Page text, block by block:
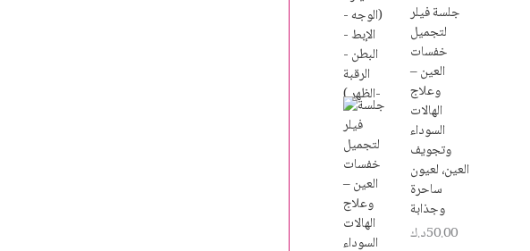
جلسة فيلر
لتجميل
خفسات
العين –
وعلاج
الهالات
السوداء
وتجويف
العين، لعيون
ساحرة
وجذابة
50.00د.ك